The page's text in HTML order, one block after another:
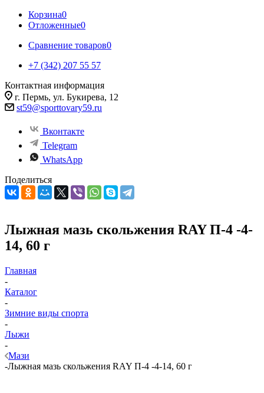
Корзина0
Отложенные0
Сравнение товаров0
+7 (342) 207 55 57
Контактная информация
г. Пермь, ул. Букирева, 12
st59@sporttovary59.ru
Вконтакте
Telegram
WhatsApp
Поделиться
Лыжная мазь скольжения RAY П-4 -4-
14, 60 г
Главная
-
Каталог
-
Зимние виды спорта
-
Лыжи
-
Мази
-Лыжная мазь скольжения RAY П-4 -4-14, 60 г